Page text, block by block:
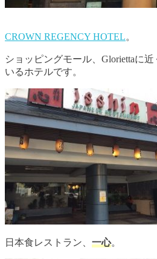
CROWN REGENCY HOTEL。
ショッピングモール、Gloriettaに
いるホテルです。
日本食レストラン、 一心。